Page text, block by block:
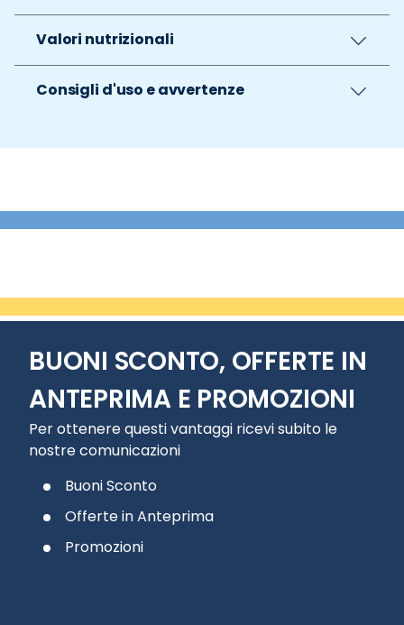
Valori nutrizionali
Consigli d'uso e avvertenze
BUONI SCONTO, OFFERTE IN
ANTEPRIMA E PROMOZIONI
Per ottenere questi vantaggi ricevi subito le
nostre comunicazioni
Buoni Sconto
Offerte in Anteprima
Promozioni